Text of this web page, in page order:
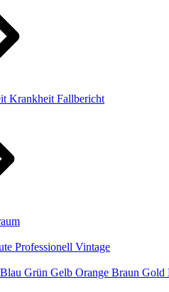
Krankheit Fallbericht
Professionell Vintage
Blau Grün Gelb Orange Braun Gold